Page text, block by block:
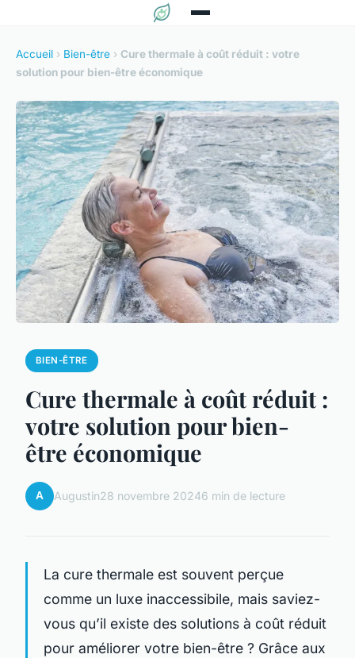
Accueil › Bien-être › Cure thermale à coût réduit : votre
solution pour bien-être économique
BIEN-ÊTRE
Cure thermale à coût réduit :
votre solution pour bien-
être économique
A Augustin28 novembre 20246 min de lecture
La cure thermale est souvent perçue
comme un luxe inaccessibile, mais saviez-
vous qu’il existe des solutions à coût réduit
pour améliorer votre bien-être ? Grâce aux